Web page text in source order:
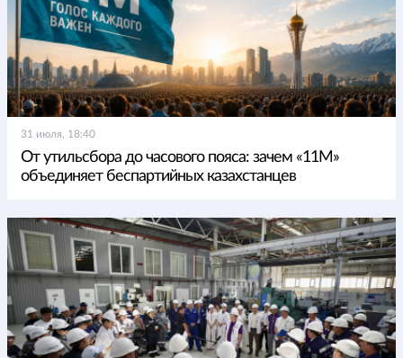
31 июля, 18:40
От утильсбора до часового пояса: зачем «11М»
объединяет беспартийных казахстанцев